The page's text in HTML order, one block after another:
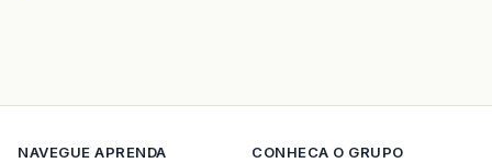
NAVEGUE APRENDA
CONHECA O GRUPO